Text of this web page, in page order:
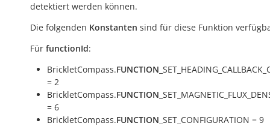
detektiert werden können.
Die folgenden Konstanten sind für diese Funktion
Für functionId:
BrickletCompass.FUNCTION
= 2
BrickletCompass.FUNCTION
= 6
BrickletCompass.FUNCTION _SET_CONFIGURATION = 9